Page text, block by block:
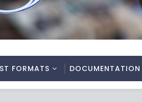
FORMATS DOCUMENTATION